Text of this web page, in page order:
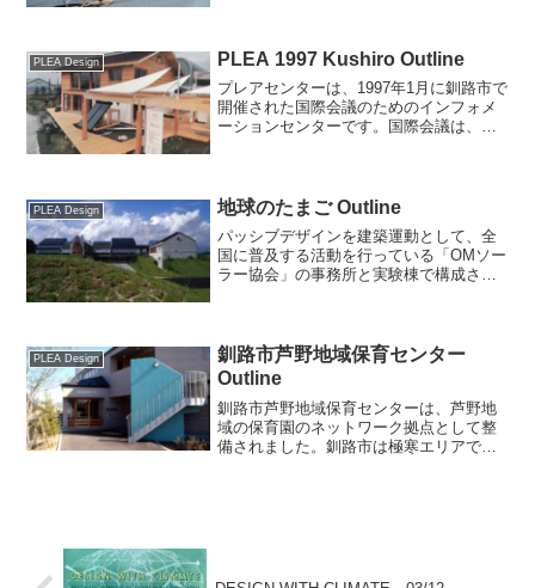
それを使う空間でデザイン...
PLEA Design PLEA 1997 Kushiro Outline
プレアセンターは、1997年1月に釧路市で
開催された国際会議のためのインフォメ
ーションセンターです。国際会議は、ラ
れる国際会議への市...
PLEA Design 地球のたまご Outline
パッシブデザインを建築運動として、全
国に普及する活動を行っている「OMソー
ラー協会」の事務所と実験棟で構成され
一。太陽熱空気集熱の他...
PLEA Design
釧路市芦野地域保育センター
Outline
釧路市芦野地域保育センターは、芦野地
域の保育園のネットワーク拠点として整
備されました。釧路市は極寒エリアです